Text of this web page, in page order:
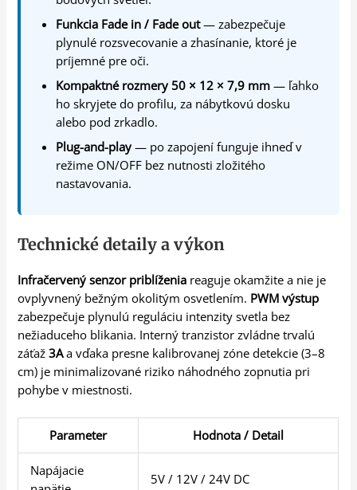
Funkcia Fade in / Fade out— zabezpečuje
plynulé rozsvecovanie a zhasínanie, ktoré je
príjemné pre oči.
Kompaktné rozmery 50 × 12 × 7,9 mm — ľahko
ho skryjete do profilu, za nábytkovú dosku
alebo pod zrkadlo.
Plug-and-play — po zapojení funguje ihneď v
režime ON/OFF bez nutnosti zložitého
nastavovania.
Technické detaily a výkon
Infračervený senzor priblíženia reaguje okamžite a nie je
ovplyvnený bežným okolitým osvetlením. PWM výstup
zabezpečuje plynulú reguláciu intenzity svetla bez
nežiaduceho blikania. Interný tranzistor zvládne trvalú
záťaž3Aa vďaka presne kalibrovanej zóne detekcie (3–8
cm) je minimalizované riziko náhodného zopnutia pri
pohybe v miestnosti.
Parameter Hodnota / Detail
Napájacie
5V / 12V / 24V DC